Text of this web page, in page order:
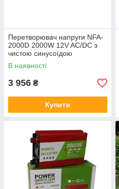
Перетворювач напруги NFA-
2000D 2000W 12V AC/DC з
чистою синусоїдою
автомобільний інвертор для
стабільного живлення техніки
В наявності
3 956 ₴
Купити